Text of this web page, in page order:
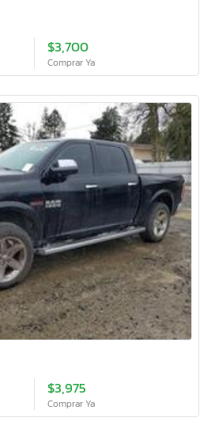
$3,700
Comprar Ya
$3,975
Comprar Ya